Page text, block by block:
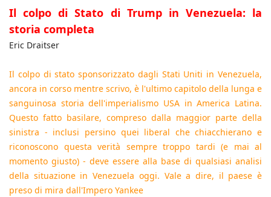
Il colpo di Stato di Trump in Venezuela: la
storia completa
Eric Draitser
Il colpo di stato sponsorizzato dagli Stati Uniti in Venezuela,
ancora in corso mentre scrivo, è l'ultimo capitolo della lunga e
sanguinosa storia dell'imperialismo USA in America Latina.
Questo fatto basilare, compreso dalla maggior parte della
sinistra - inclusi persino quei liberal che chiacchierano e
riconoscono questa verità sempre troppo tardi (e mai al
momento giusto) - deve essere alla base di qualsiasi analisi
della situazione in Venezuela oggi. Vale a dire, il paese è
preso di mira dall'Impero Yankee